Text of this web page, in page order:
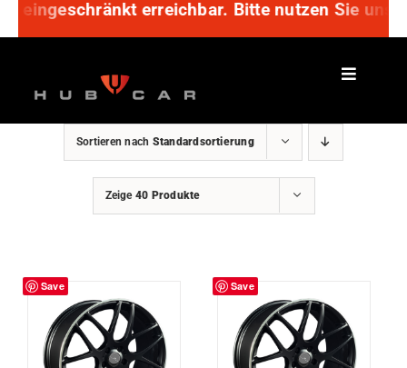
Zum
springen
eingeschränkt erreichbar. Bitte nutzen Sie
Sortieren nach Standardsortierung
Zeige 40 Produkte
Save Save